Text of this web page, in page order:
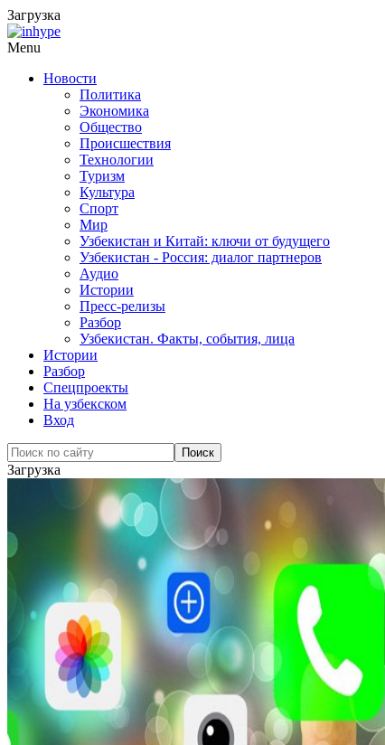
Загрузка
Menu
Новости
Политика
Экономика
Общество
Происшествия
Технологии
Туризм
Культура
Спорт
Мир
Узбекистан и Китай: ключи от будущего
Узбекистан - Россия: диалог партнеров
Аудио
Истории
Пресс-релизы
Разбор
Узбекистан. Факты, события, лица
Истории
Разбор
Спецпроекты
На узбекском
Вход
Загрузка